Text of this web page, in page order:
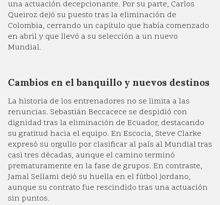
una actuación decepcionante. Por su parte, Carlos
Queiroz dejó su puesto tras la eliminación de
Colombia, cerrando un capítulo que había comenzado
en abril y que llevó a su selección a un nuevo
Mundial.
Cambios en el banquillo y nuevos destinos
La historia de los entrenadores no se limita a las
renuncias. Sebastián Beccacece se despidió con
dignidad tras la eliminación de Ecuador, destacando
su gratitud hacia el equipo. En Escocia, Steve Clarke
expresó su orgullo por clasificar al país al Mundial tras
casi tres décadas, aunque el camino terminó
prematuramente en la fase de grupos. En contraste,
Jamal Sellami dejó su huella en el fútbol jordano,
aunque su contrato fue rescindido tras una actuación
sin puntos.